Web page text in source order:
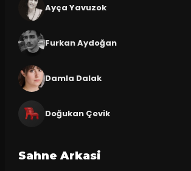
Ayça Yavuzok
Furkan Aydoğan
Damla Dalak
Doğukan Çevik
Sahne Arkasi